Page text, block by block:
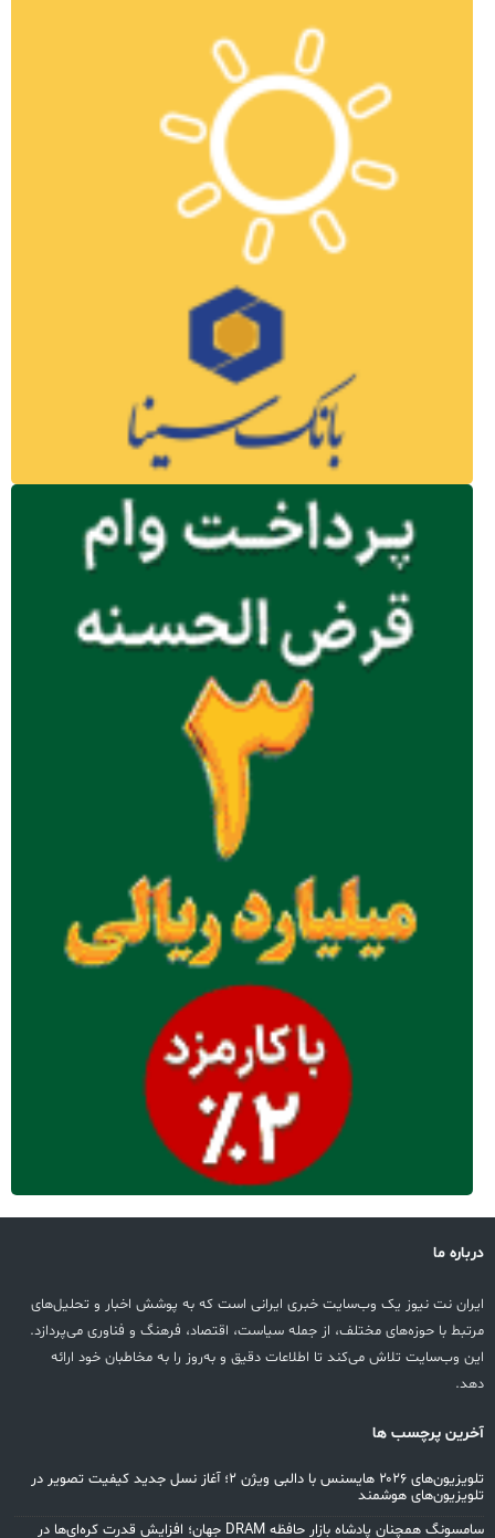
درباره ما
ایران نت نیوز یک وب‌سایت خبری ایرانی است که به پوشش اخبار و تحلیل‌های
مرتبط با حوزه‌های مختلف، از جمله سیاست، اقتصاد، فرهنگ و فناوری می‌پردازد.
این وب‌سایت تلاش می‌کند تا اطلاعات دقیق و به‌روز را به مخاطبان خود ارائه
دهد.
آخرین پرچسب ها
تلویزیون‌های ۲۰۲۶ هایسنس با دالبی ویژن ۲؛ آغاز نسل جدید کیفیت تصویر در
تلویزیون‌های هوشمند
سامسونگ همچنان پادشاه بازار حافظه DRAM جهان؛ افزایش قدرت کره‌ای‌ها در